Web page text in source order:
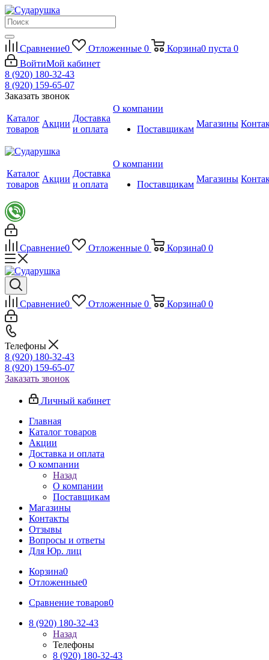
Сравнение0 Отложенные 0 Корзина0 пуста 0
ВойтиМой кабинет
8 (920) 180-32-43
8 (920) 159-65-07
Заказать звонок
Каталог
товаров
Акции
Доставка
и оплата
О компании
Поставщикам
Магазины
Каталог
товаров
Акции
Доставка
и оплата
О компании
Поставщикам
Магазины
Сравнение0 Отложенные 0 Корзина0 0
Сравнение0 Отложенные 0 Корзина0 0
Телефоны
8 (920) 180-32-43
8 (920) 159-65-07
Заказать звонок
Личный кабинет
Главная
Каталог товаров
Акции
Доставка и оплата
О компании
Назад
О компании
Поставщикам
Магазины
Контакты
Отзывы
Вопросы и ответы
Для Юр. лиц
Корзина0
Отложенные0
Сравнение товаров0
8 (920) 180-32-43
Назад
Телефоны
8 (920) 180-32-43